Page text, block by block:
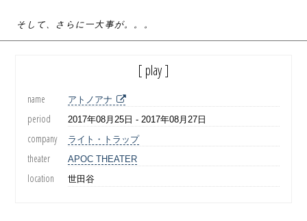
そして、さらに一大事が。。。
[ play ]
name アトノアナ
period 2017年08月25日 - 2017年08月27日
company ライト・トラップ
theater APOC THEATER
location 世田谷